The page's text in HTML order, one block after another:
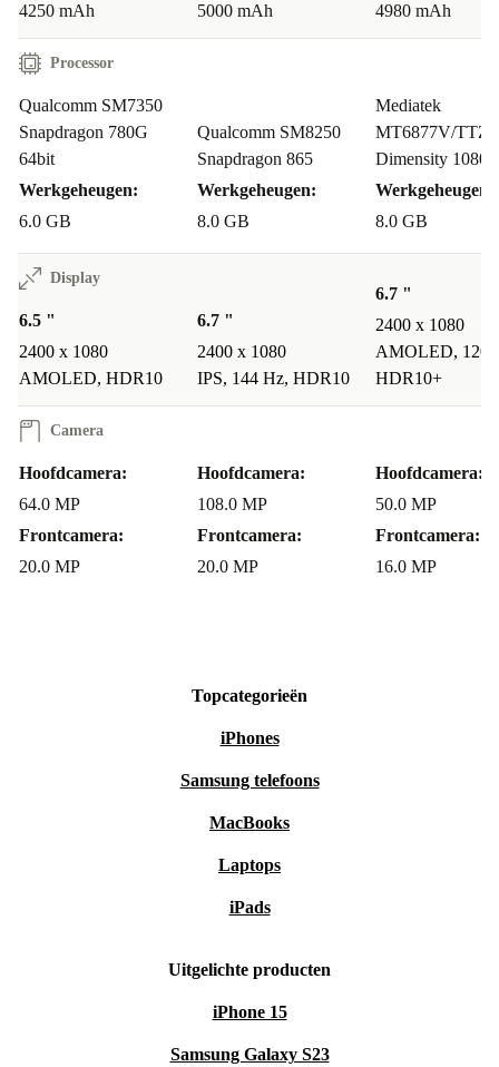
4250 mAh 5000 mAh 4980 mAh
Processor
Qualcomm SM7350
Snapdragon 780G
64bit
Werkgeheugen:
6.0 GB
Qualcomm SM8250
Snapdragon 865
Werkgeheugen:
8.0 GB
Mediatek
MT6877V/
Dimensity 1080
Werkgeheugen:
8.0 GB
Display
6.5 "
2400 x 1080
AMOLED, HDR10
6.7 "
2400 x 1080
IPS, 144 Hz, HDR10
6.7 "
2400 x 1080
AMOLED, 120
HDR10+
Camera
Hoofdcamera:
64.0 MP
Frontcamera:
20.0 MP
Hoofdcamera:
108.0 MP
Frontcamera:
20.0 MP
Hoofdcamera:
50.0 MP
Frontcamera:
16.0 MP
Topcategorieën
iPhones
Samsung telefoons
MacBooks
Laptops
iPads
Uitgelichte producten
iPhone 15
Samsung Galaxy S23